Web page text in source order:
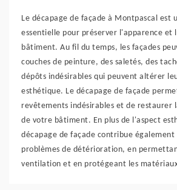
Le décapage de façade à Montpascal est
essentielle pour préserver l'apparence
bâtiment. Au fil du temps, les façades
couches de peinture, des saletés, des
dépôts indésirables qui peuvent altérer
esthétique. Le décapage de façade
revêtements indésirables et de restaurer
de votre bâtiment. En plus de l'aspect
décapage de façade contribue également
problèmes de détérioration, en
ventilation et en protégeant les